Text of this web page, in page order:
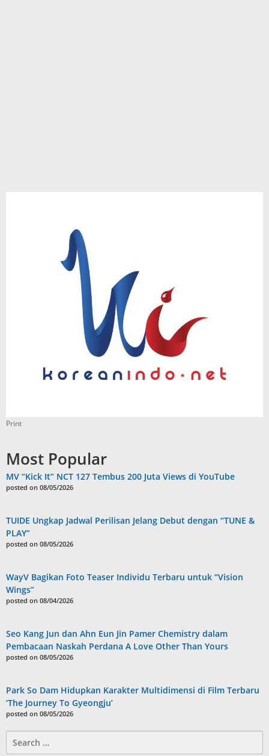
Print
Most Popular
MV “Kick It” NCT 127 Tembus 200 Juta Views di YouTube
posted on 08/05/2026
TUIDE Ungkap Jadwal Perilisan Jelang Debut dengan “TUNE &
PLAY”
posted on 08/05/2026
WayV Bagikan Foto Teaser Individu Terbaru untuk “Vision
Wings”
posted on 08/04/2026
Seo Kang Jun dan Ahn Eun Jin Pamer Chemistry dalam
Pembacaan Naskah Perdana A Love Other Than Yours
posted on 08/05/2026
Park So Dam Hidupkan Karakter Multidimensi di Film Terbaru
‘The Journey To Gyeongju’
posted on 08/05/2026
for: